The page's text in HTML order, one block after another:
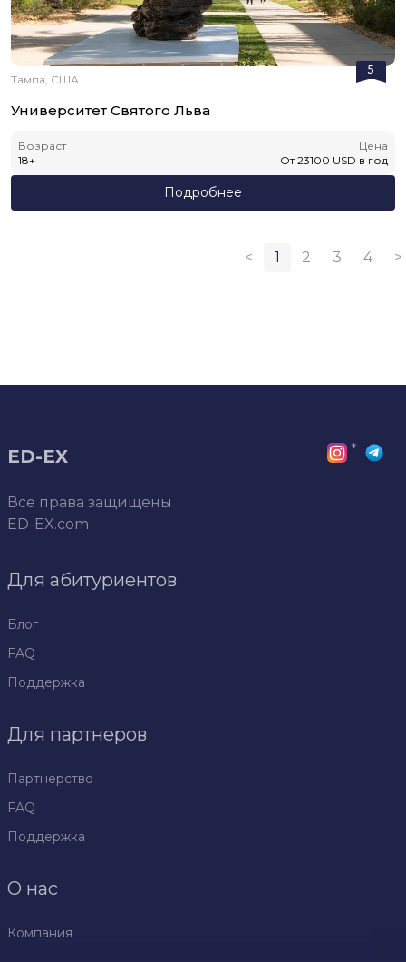
5
Тампа, США
Университет Святого Льва
Возраст
18+
Цена
От 23100 USD в год
Подробнее
< 1 2 3 4 >
ED-EX
Все права защищены
ED-EX.com
*
Для абитуриентов
Блог
FAQ
Поддержка
Для партнеров
Партнерство
FAQ
Поддержка
О нас
Компания